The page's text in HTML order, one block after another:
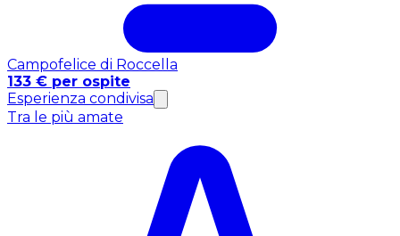
Campofelice di Roccella
133 € per ospite
Esperienza condivisa
Tra le più amate